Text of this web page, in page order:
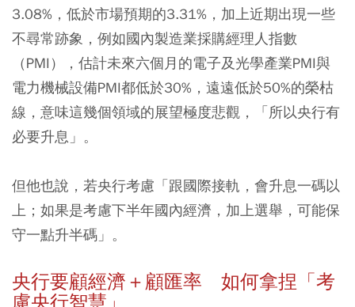
3.08%，低於市場預期的3.31%，加上近期出現一些
不尋常跡象，例如國內製造業採購經理人指數
（PMI），估計未來六個月的電子及光學產業PMI與
電力機械設備PMI都低於30%，遠遠低於50%的榮枯
線，意味這幾個領域的展望極度悲觀，「所以央行有
必要升息」。
但他也說，若央行考慮 「跟國際接軌，會升息一碼以
上；如果是考慮下半年國內經濟，加上選舉，可能保
守一點升半碼」 。
央行要顧經濟＋顧匯率 如何拿捏「考